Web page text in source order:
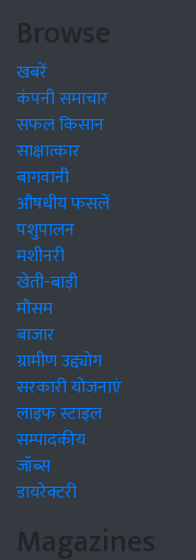
Browse
खबरें
कंपनी समाचार
सफल किसान
साक्षात्कार
बागवानी
औषधीय फसलें
पशुपालन
मशीनरी
खेती-बाड़ी
मौसम
बाजार
ग्रामीण उद्द्योग
सरकारी योजनाएं
लाइफ स्टाइल
सम्पादकीय
जॉब्स
डायरेक्टरी
Magazines